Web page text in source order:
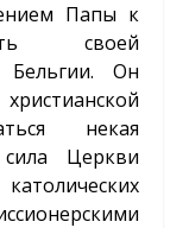
Папы к
своей
Бельгии. Он
некая
Церкви